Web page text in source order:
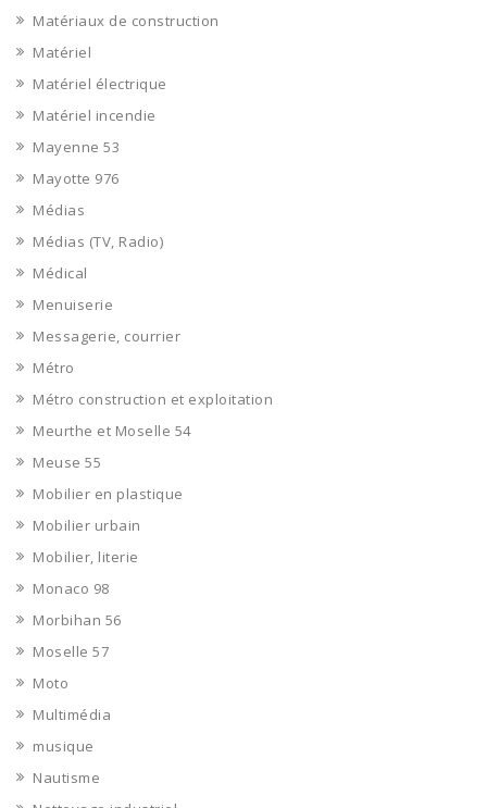
Matériaux de construction
Matériel
Matériel électrique
Matériel incendie
Mayenne 53
Mayotte 976
Médias
Médias (TV, Radio)
Médical
Menuiserie
Messagerie, courrier
Métro
Métro construction et exploitation
Meurthe et Moselle 54
Meuse 55
Mobilier en plastique
Mobilier urbain
Mobilier, literie
Monaco 98
Morbihan 56
Moselle 57
Moto
Multimédia
musique
Nautisme